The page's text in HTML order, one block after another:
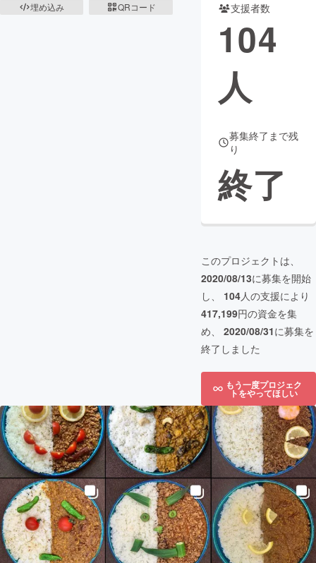
埋め込み
QRコード 支援者数
104
人
募集終了まで残
り
終了
このプロジェクトは、
2020/08/13に募集を開始
し、 104人の支援により
417,199円の資金を集
め、 2020/08/31に募集を
終了しました
もう一度プロジェク
トをやってほしい